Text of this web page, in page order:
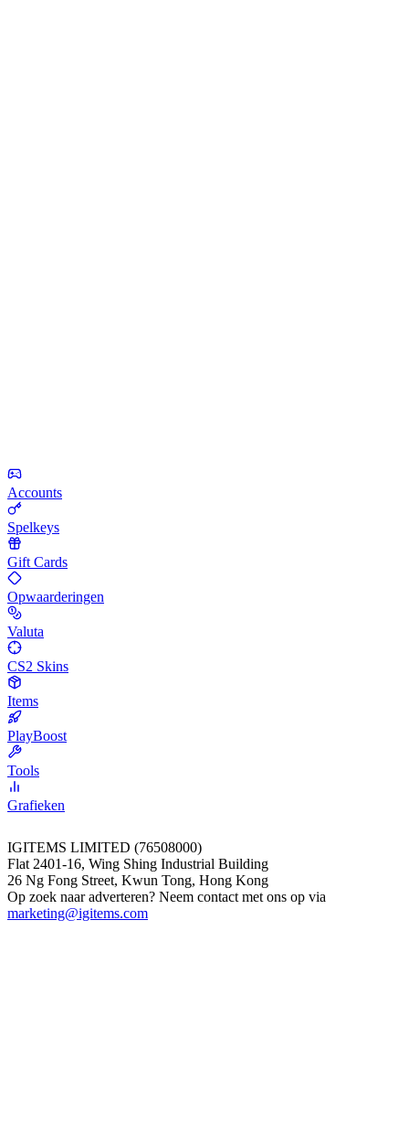
Accounts
Spelkeys
Gift Cards
Opwaarderingen
Valuta
CS2 Skins
Items
PlayBoost
Tools
Grafieken
IGITEMS LIMITED (76508000)
Flat 2401-16, Wing Shing Industrial Building
26 Ng Fong Street, Kwun Tong, Hong Kong
Op zoek naar adverteren? Neem contact met ons op via
marketing@igitems.com